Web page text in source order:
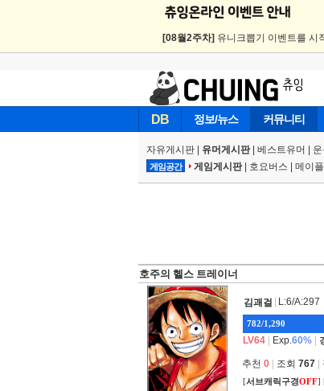
[08월2주차] 유니크뽑기 이벤트를 시
DB 정보/뉴스 커뮤니티
자유게시판 유머게시판| 베스트유머
게임공간 게임게시판| 호요버스 메이
호주의 헬스 트레이너
김괘걸 L:6/A:297
782/1,290
LV64 Exp.60%
추천 0 조회 767
[서브캐릭구경OFF]